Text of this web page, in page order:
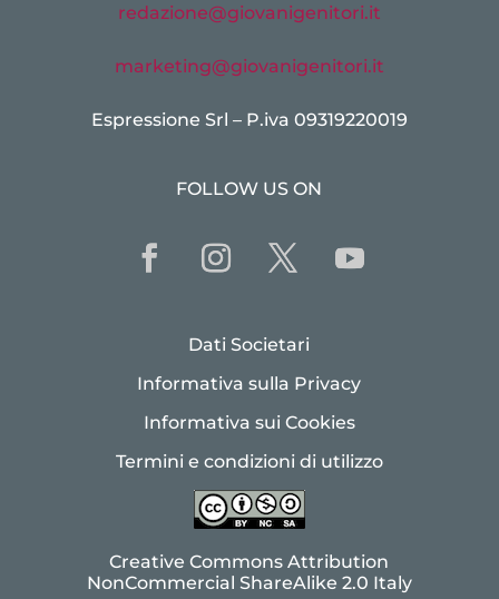
redazione@giovanigenitori.it
marketing@giovanigenitori.it
Espressione Srl – P.iva 09319220019
FOLLOW US ON
Dati Societari
Informativa sulla Privacy
Informativa sui Cookies
Termini e condizioni di utilizzo
Creative Commons Attribution
NonCommercial ShareAlike 2.0 Italy